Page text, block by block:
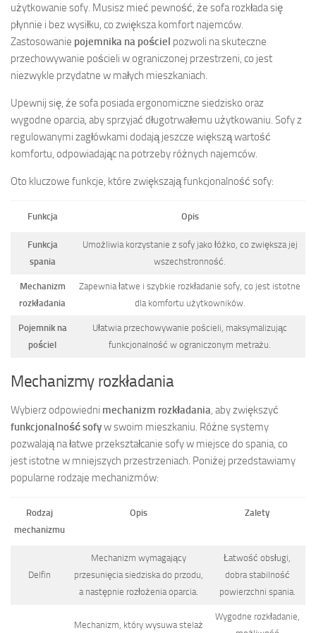
użytkowanie sofy. Musisz mieć pewność, że sofa rozkłada się
płynnie i bez wysiłku, co zwiększa komfort najemców.
Zastosowanie pojemnika na pościel pozwoli na skuteczne
przechowywanie pościeli w ograniczonej przestrzeni, co jest
niezwykle przydatne w małych mieszkaniach.
Upewnij się, że sofa posiada ergonomiczne siedzisko oraz
wygodne oparcia, aby sprzyjać długotrwałemu użytkowaniu. Sofy z
regulowanymi zagłówkami dodają jeszcze większą wartość
komfortu, odpowiadając na potrzeby różnych najemców.
Oto kluczowe funkcje, które zwiększają funkcjonalność sofy:
Funkcja Opis
Funkcja
spania
Umożliwia korzystanie z sofy jako łóżko, co zwiększa jej
wszechstronność.
Mechanizm
rozkładania
Zapewnia łatwe i szybkie rozkładanie sofy, co jest istotne
dla komfortu użytkowników.
Pojemnik na
pościel
Ułatwia przechowywanie pościeli, maksymalizując
funkcjonalność w ograniczonym metrażu.
Mechanizmy rozkładania
Wybierz odpowiedni mechanizm rozkładania, aby zwiększyć
funkcjonalność sofyw swoim mieszkaniu. Różne systemy
pozwalają na łatwe przekształcanie sofy w miejsce do spania, co
jest istotne w mniejszych przestrzeniach. Poniżej przedstawiamy
popularne rodzaje mechanizmów:
Rodzaj
mechanizmu
Opis Zalety
Delfin
Mechanizm wymagający
przesunięcia siedziska do przodu,
a następnie rozłożenia oparcia.
Łatwość obsługi,
dobra stabilność
powierzchni spania.
Mechanizm, który wysuwa stelaż
Wygodne rozkładanie,